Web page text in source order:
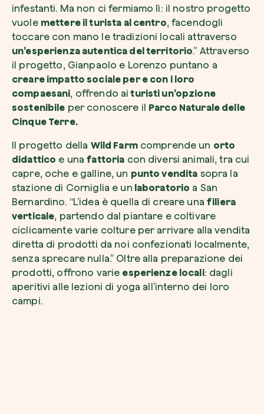
infestanti. Ma non ci fermiamo lì: il nostro progetto
vuole mettere il turista al centro, facendogli
toccare con mano le tradizioni locali attraverso
un’esperienza autentica del territorio.” Attraverso
il progetto, Gianpaolo e Lorenzo puntano a
creare impatto sociale per e con i loro
compaesani, offrendo ai turisti un’opzione
sostenibile per conoscere il Parco Naturale delle
Cinque Terre.
Il progetto della Wild Farmcomprende un orto
didattico e unafattoria con diversi animali, tra cui
capre, oche e galline, un punto vendita sopra la
stazione di Corniglia e un laboratorio a San
Bernardino. “L’idea è quella di creare unafiliera
verticale, partendo dal piantare e coltivare
ciclicamente varie colture per arrivare alla vendita
diretta di prodotti da noi confezionati localmente,
senza sprecare nulla.” Oltre alla preparazione dei
prodotti, offrono varie esperienze locali: dagli
aperitivi alle lezioni di yoga all’interno dei loro
campi.
Esplora la mappa
Guarda i tuoi alberi crescere dallo spazio
tecnologia satellitare.
Inizia a esplorare
Farti un giro sul nostro magazine